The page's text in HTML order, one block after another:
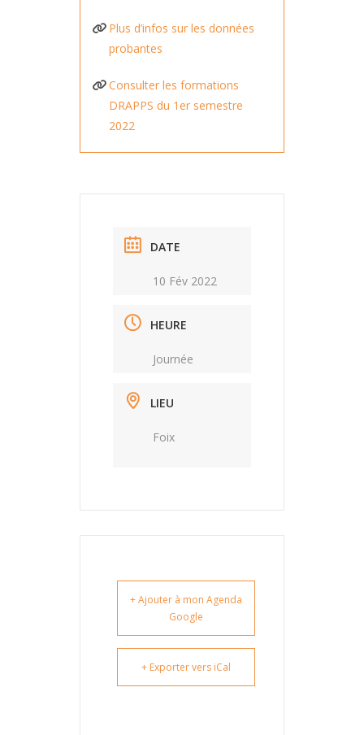
Plus d’infos sur les données
probantes
Consulter les formations
DRAPPS du 1er semestre
2022
DATE
10 Fév 2022
HEURE
Journée
LIEU
Foix
+ Ajouter à mon Agenda
Google
+ Exporter vers iCal